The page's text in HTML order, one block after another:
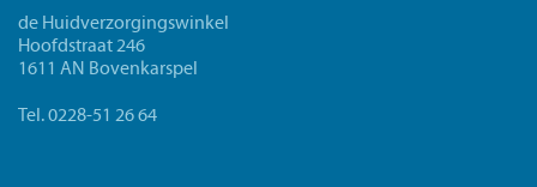
de Huidverzorgingswinkel
Hoofdstraat 246
1611 AN Bovenkarspel
Tel. 0228-51 26 64